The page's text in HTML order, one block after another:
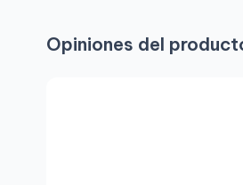
Opiniones del